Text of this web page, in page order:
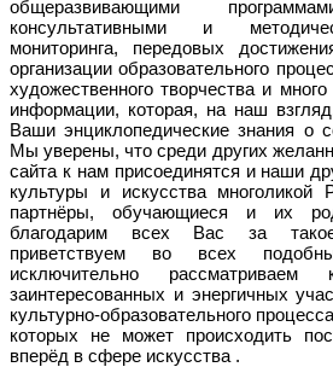
общеразвивающими
консультативными и
мониторинга, передовых
организации образовательного
художественного творчества и
информации, которая, на наш
Ваши энциклопедические знания о
Мы уверены, что среди других
сайта к нам присоединятся и наши
культуры и искусства многоликой
партнёры, обучающиеся и их
благодарим всех Вас за
приветствуем во всех
исключительно
заинтересованных и энергичных
культурно-образовательного
которых не может происходить
вперёд в сфере искусства .